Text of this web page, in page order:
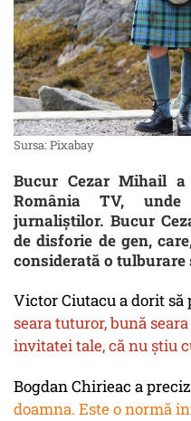
Sursa: Pixabay
Bucur Cezar Mihail
România TV,
jurnaliștilor. Bucur
de disforie de gen,
considerată o tulburare
Victor Ciutacu a dorit
seara tuturor, bună
invitatei tale, că nu știu
Bogdan Chirieac a
doamna. Este o normă